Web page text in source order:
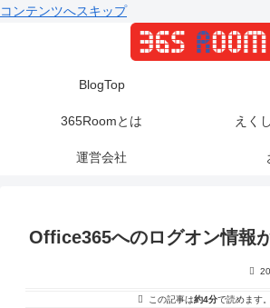
コンテンツへスキップ
BlogTop
365Roomとは えく
運営会社
Office365へのログオン情報
この記事は約4分で読めます。